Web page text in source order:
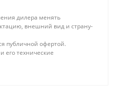
дилера менять
внешний вид и страну-
публичной офертой.
его технические